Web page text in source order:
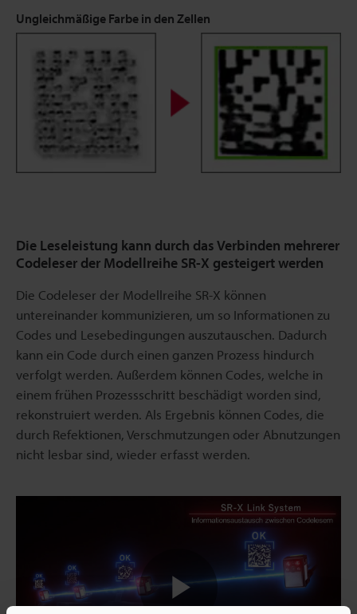
Ungleichmäßige Farbe in den Zellen
Die Leseleistung kann durch das Verbinden mehrerer
Codeleser der Modellreihe SR-X gesteigert werden
Die Codeleser der Modellreihe SR-X können
untereinander kommunizieren, um so Informationen zu
Codes und Lesebedingungen auszutauschen. Dadurch
kann ein Code durch einen ganzen Prozess hindurch
verfolgt werden. Außerdem können Codes, welche in
einem frühen Prozessschritt beschädigt worden sind,
rekonstruiert werden. Als Ergebnis können Codes, die
durch Refektionen, Verschmutzungen oder Abnutzungen
nicht lesbar sind, wieder erfasst werden.